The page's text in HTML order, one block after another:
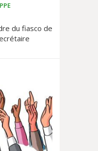
du fiasco de